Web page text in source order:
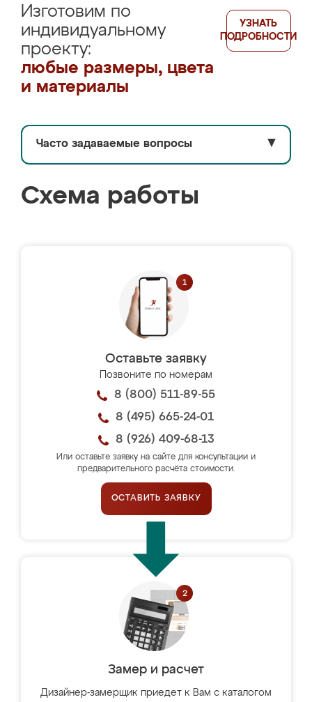
Изготовим по
индивидуальному
проекту:
любые размеры, цвета
и материалы
УЗНАТЬ
ПОДРОБНОСТИ
Часто задаваемые вопросы ▼
Схема работы
Оставьте заявку
Позвоните по номерам
8 (800) 511-89-55
8 (495) 665-24-01
8 (926) 409-68-13
Или оставьте заявку на сайте для консультации и
предварительного расчёта стоимости.
ОСТАВИТЬ ЗАЯВКУ
Замер и расчет
Дизайнер-замерщик приедет к Вам с каталогом